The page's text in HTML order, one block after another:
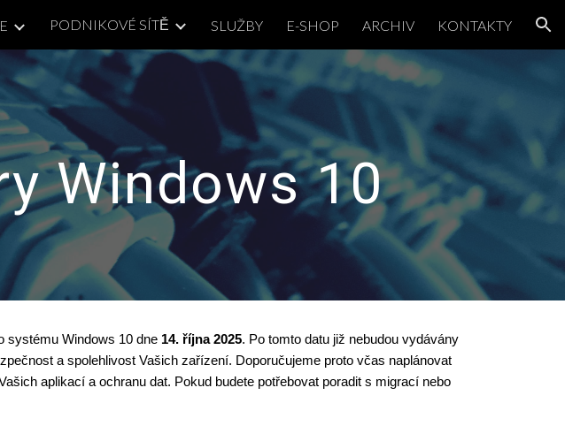
Skip to navigation
PODNIKOVÉ SÍTĚ SLUŽBY E-SHOP ARCHIV KONTAKTY
Windows 10
systému Windows 10 dne 14. října 2025. Po tomto datu již nebudou vydávány
a spolehlivost Vašich zařízení. Doporučujeme proto včas naplánovat
aplikací a ochranu dat. Pokud budete potřebovat poradit s migrací nebo